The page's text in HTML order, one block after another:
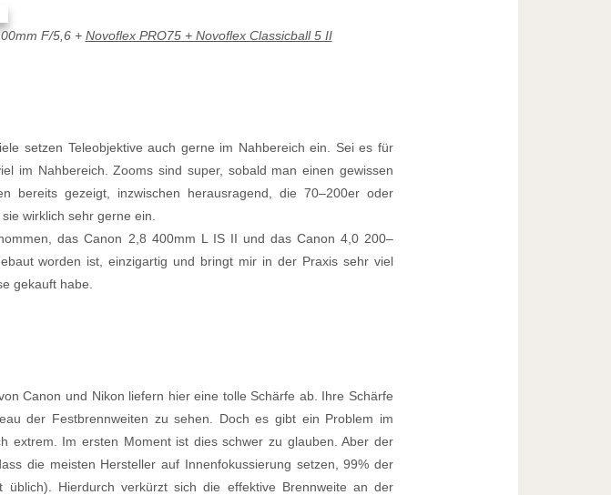
F/5,6 + Novoflex PRO75 + Novoflex Classicball 5 II
setzen Teleobjektive auch gerne im Nahbereich ein. Sei es für
im Nahbereich. Zooms sind super, sobald man einen gewissen
gezeigt, inzwischen herausragend, die 70–200er oder
wirklich sehr gerne ein.
das Canon 2,8 400mm L IS II und das Canon 4,0 200–
worden ist, einzigartig und bringt mir in der Praxis sehr viel
gekauft habe.
Canon und Nikon liefern hier eine tolle Schärfe ab. Ihre Schärfe
der Festbrennweiten zu sehen. Doch es gibt ein Problem im
extrem. Im ersten Moment ist dies schwer zu glauben. Aber der
die meisten Hersteller auf Innenfokussierung setzen, 99% der
Hierdurch verkürzt sich die effektive Brennweite an der